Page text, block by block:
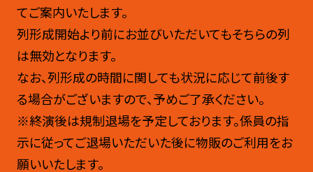
てご案内いたします。
列形成開始より前にお並びいただいてもそちらの列
は無効となります。
なお、列形成の時間に関しても状況に応じて前後す
る場合がございますので、予めご了承ください。
※終演後は規制退場を予定しております。係員の指
示に従ってご退場いただいた後に物販のご利用をお
願いいたします。